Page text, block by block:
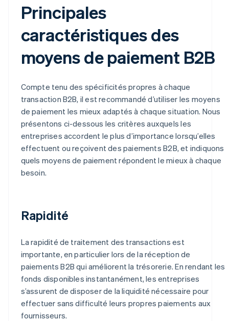
Principales
caractéristiques des
moyens de paiement B2B
Compte tenu des spécificités propres à chaque
transaction B2B, il est recommandé d’utiliser les moyens
de paiement les mieux adaptés à chaque situation. Nous
présentons ci-dessous les critères auxquels les
entreprises accordent le plus d’importance lorsqu’elles
effectuent ou reçoivent des paiements B2B, et indiquons
quels moyens de paiement répondent le mieux à chaque
besoin.
Rapidité
La rapidité de traitement des transactions est
importante, en particulier lors de la réception de
paiements B2B qui améliorent la trésorerie. En rendant les
fonds disponibles instantanément, les entreprises
s’assurent de disposer de la liquidité nécessaire pour
effectuer sans difficulté leurs propres paiements aux
fournisseurs.